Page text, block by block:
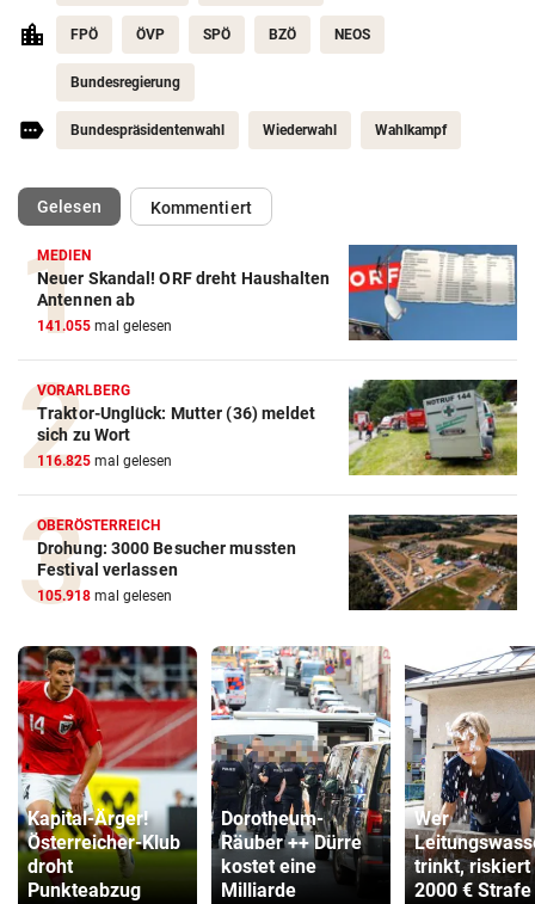
FPÖ ÖVP SPÖ BZÖ NEOS
Bundesregierung
Bundespräsidentenwahl Wiederwahl Wahlkampf
Gelesen(ausgewählt)Kommentiert
MEDIEN
Neuer Skandal! ORF dreht Haushalten
Antennen ab
141.055 mal gelesen
VORARLBERG
Traktor-Unglück: Mutter (36) meldet
sich zu Wort
116.825 mal gelesen
OBERÖSTERREICH
Drohung: 3000 Besucher mussten
Festival verlassen
105.918 mal gelesen
Kapital-Ärger!
Österreicher-Klub
droht
Punkteabzug
Dorotheum-
Räuber ++ Dürre
kostet eine
Milliarde
Wer
trinkt, riskiert
2000 € Strafe